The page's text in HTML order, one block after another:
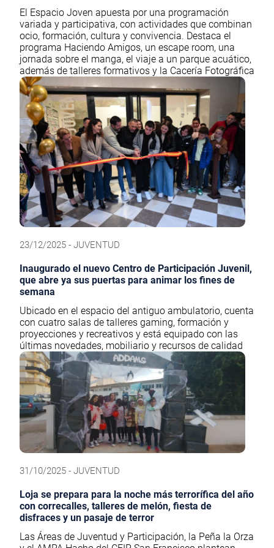
El Espacio Joven apuesta por una programación
variada y participativa, con actividades que combinan
ocio, formación, cultura y convivencia. Destaca el
programa Haciendo Amigos, un escape room, una
jornada sobre el manga, el viaje a un parque acuático,
además de talleres formativos y la Cacería Fotográfica
23/12/2025 - JUVENTUD
Inaugurado el nuevo Centro de Participación Juvenil,
que abre ya sus puertas para animar los fines de
semana
Ubicado en el espacio del antiguo ambulatorio, cuenta
con cuatro salas de talleres gaming, formación y
proyecciones y recreativos y está equipado con las
últimas novedades, mobiliario y recursos de calidad
31/10/2025 - JUVENTUD
Loja se prepara para la noche más terrorífica del año
con correcalles, talleres de melón, fiesta de
disfraces y un pasaje de terror
Las Áreas de Juventud y Participación, la Peña la Orza